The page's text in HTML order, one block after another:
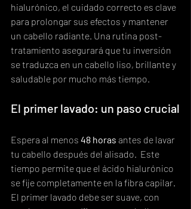
hialurónico, el cuidado correcto es clave
para prolongar sus efectos y mantener
un cabello radiante. Una rutina post-
tratamiento asegurará que tu inversión
se traduzca en un cabello liso, brillante y
saludable por mucho más tiempo.
El primer lavado: un paso crucial
Espera al menos 48 horas antes de lavar
tu cabello después del alisado.  Este
tiempo permite que el ácido hialurónico
se fije completamente en la fibra capilar.
El primer lavado debe ser suave, con